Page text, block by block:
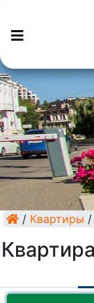
/ Квартиры /